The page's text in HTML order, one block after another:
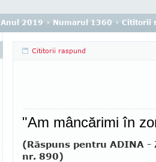
Anul 2019 › Numarul 1360 › Cititorii
Cititorii raspund
"Am mâncărimi în
(Răspuns pentru ADINA -
nr. 890)